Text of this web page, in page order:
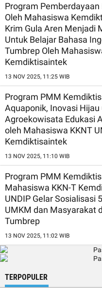
Program
Oleh Mahasiswa
Krim Gula Aren Menjadi
Untuk Belajar Bahasa
Tumbrep Oleh
Kemdiktisaintek
13 NOV 2025, 11:25 WIB
Program PMM
Aquaponik, Inovasi Hijau
Agroekowisata Edukasi
oleh Mahasiswa KKNT
Kemdiktisaintek
13 NOV 2025, 11:10 WIB
Program PMM
Mahasiswa KKN-T
UNDIP Gelar Sosialisasi
UMKM dan Masyarakat
Tumbrep
13 NOV 2025, 11:02 WIB
TERPOPULER